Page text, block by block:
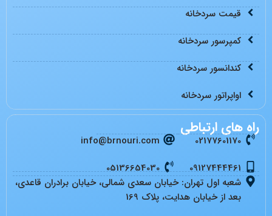
قیمت سردخانه
کمپرسور سردخانه
کندانسور سردخانه
اواپراتور سردخانه
راه های ارتباطی
02177601170
09127444461
info@brnouri.com
05136654030
شعبه اول تهران: خیابان سعدی شمالی، خیابان برادران قاعدی،
بعد از خیابان هدایت، پلاک 169